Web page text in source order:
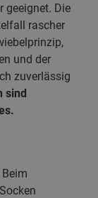
geeignet. Die
rascher
und der
zuverlässig
sind